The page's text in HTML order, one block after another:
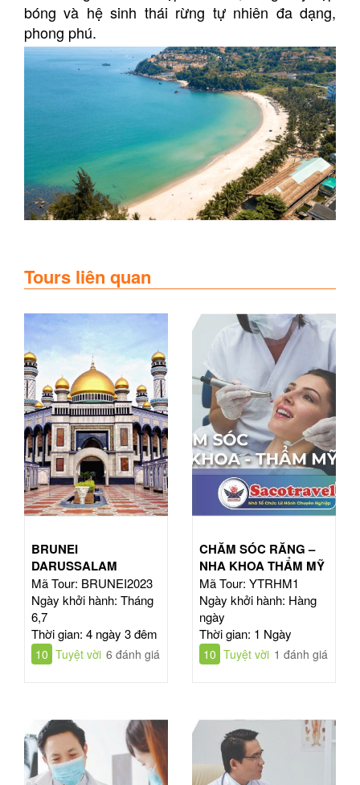
bóng và hệ sinh thái rừng tự nhiên đa dạng,
phong phú.
Tours liên quan
BRUNEI
DARUSSALAM
Mã Tour: BRUNEI2023
Ngày khởi hành: Tháng
6,7
Thời gian: 4 ngày 3 đêm
10 Tuyệt vời 6 đánh giá
CHĂM SÓC RĂNG –
NHA KHOA THẨM MỸ
Mã Tour: YTRHM1
Ngày khởi hành: Hàng
ngày
Thời gian: 1 Ngày
10 Tuyệt vời 1 đánh giá